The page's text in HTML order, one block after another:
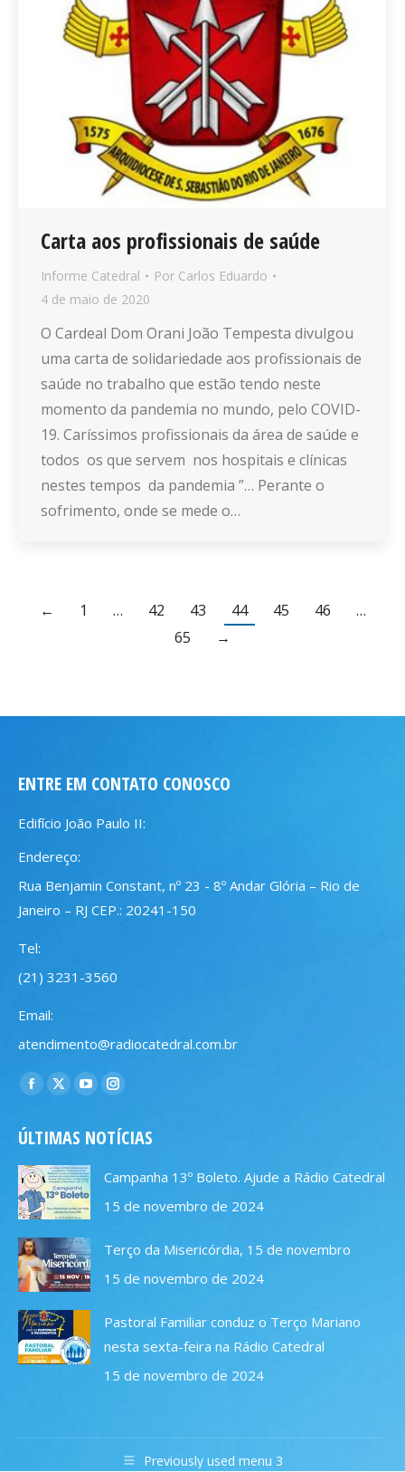
Carta aos profissionais de saúde
Informe Catedral Por Carlos Eduardo
4 de maio de 2020
O Cardeal Dom Orani João Tempesta divulgou
uma carta de solidariedade aos profissionais de
saúde no trabalho que estão tendo neste
momento da pandemia no mundo, pelo COVID-
19. Caríssimos profissionais da área de saúde e
todos os que servem nos hospitais e clínicas
nestes tempos da pandemia ”… Perante o
sofrimento, onde se mede o…
← 1 … 42 43 44 45 46
…
65
→
ENTRE EM CONTATO CONOSCO
Edifício João Paulo II:
Endereço:
Rua Benjamin Constant, nº 23 - 8º Andar Glória – Rio de
Janeiro – RJ CEP.: 20241-150
Tel:
(21) 3231-3560
Email:
atendimento@radiocatedral.com.br
Encontre-nos em:
Facebook
opens
in
new
window
X
opens
in
new
window
YouTube
opens
in
new
window
Instagram
opens
new
window
ÚLTIMAS NOTÍCIAS
Campanha 13º Boleto. Ajude a Rádio Catedral
15 de novembro de 2024
Terço da Misericórdia, 15 de novembro
15 de novembro de 2024
Pastoral Familiar conduz o Terço Mariano
nesta sexta-feira na Rádio Catedral
15 de novembro de 2024
Previously used menu 3